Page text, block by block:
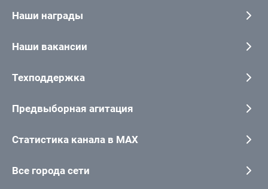
Наши награды
Наши вакансии
Техподдержка
Предвыборная агитация
Статистика канала в MAX
Все города сети